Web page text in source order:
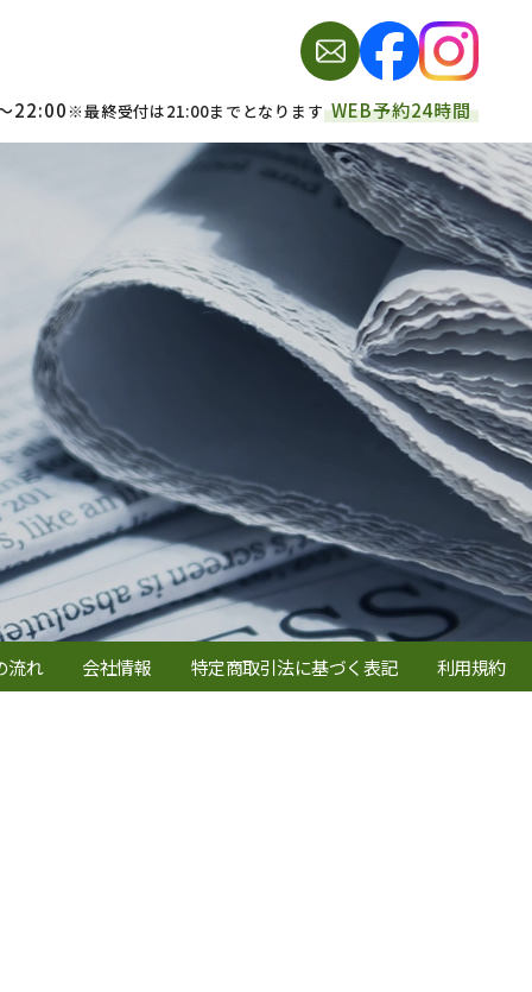
22:00 ※最終受付は21:00までとなります WEB予約24時間
流れ 会社情報 特定商取引法に基づく表記 利用規約